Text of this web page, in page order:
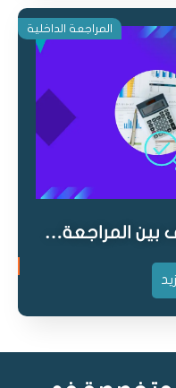
المراجعة الداخلية
بين المراجعة…